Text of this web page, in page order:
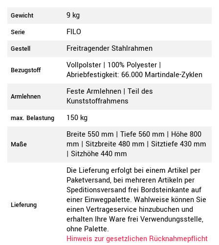
Gewicht 9 kg
Serie FILO
Gestell Freitragender Stahlrahmen
Bezugstoff
Vollpolster | 100% Polyester |
Abriebfestigkeit: 66.000 Martindale-Zyklen
Armlehnen
Feste Armlehnen | Teil des
Kunststoffrahmens
max. Belastung 150 kg
Maße
Breite 550 mm | Tiefe 560 mm | Höhe 800
mm | Sitzbreite 480 mm | Sitztiefe 430 mm
| Sitzhöhe 440 mm
Lieferung
Die Lieferung erfolgt bei einem Artikel per
Paketversand, bei mehreren Artikeln per
Speditionsversand frei Bordsteinkante auf
einer Einwegpalette. Wahlweise können Sie
einen Vertrageservice hinzubuchen und
erhalten Ihre Ware frei Verwendungsstelle,
ohne Palette.
Hinweis zur gesetzlichen Rücknahmepflicht